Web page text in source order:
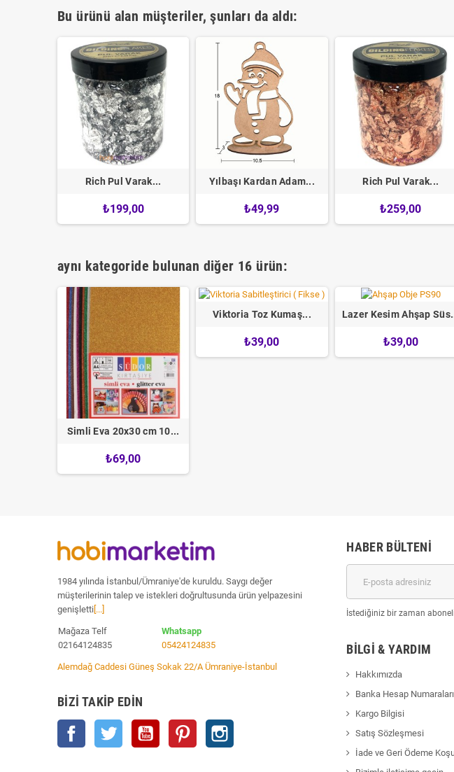
Bu ürünü alan müşteriler, şunları da aldı:
Rich Pul Varak...
₺199,00
Yılbaşı Kardan Adam...
₺49,99
Rich Pul Varak...
₺259,00
aynı kategoride bulunan diğer 16 ürün:
Simli Eva 20x30 cm 10...
₺69,00
Viktoria Toz Kumaş...
₺39,00
Lazer Kesim Ahşap
₺39,00
1984 yılında İstanbul/Ümraniye'de kuruldu. Saygı değer
müşterilerinin talep ve istekleri doğrultusunda ürün yelpazesini
genişletti[...]
Mağaza Telf
02164124835
Whatsapp
05424124835
Alemdağ Caddesi Güneş Sokak 22/A Ümraniye-İstanbul
BIZI TAKIP EDIN
Facebook Twitter YouTube Pinterest
HABER BÜLTENI
İstediğiniz bir zaman
BILGI & YARDIM
Hakkımızda
Banka Hesap
Kargo Bilgisi
Satış Sözleşmesi
İade ve Geri Ödeme